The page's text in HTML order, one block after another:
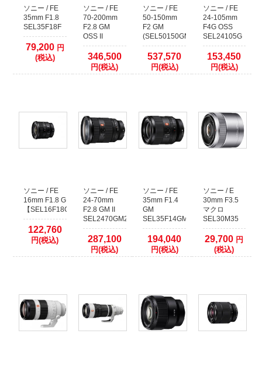
各クレジットカード会社の本人認証サービスをご利用いただいた場合、決済確
認時間を早めることが出来ます。
本人認証サービス以外のクレジット決済に関しましては、従来通り決済をカー
ド会社へ確認してからの発送となります。
1日程度(場合により2、3日以上)出荷までお時間がかかりますので予めご了承く
まして取り扱いを終了いたします。
複数の代金引換注文で合計額が50万円以上になる場合は、同日での発送ができ
ません。発送日をずらしますので納期が余分にかかります。
店頭でのご購入希望のお客様へ
当店の商品は、ほとんどが倉庫で保管しておりますので
WEBサイトで在庫有りとなっておりましても、店頭には無い場合がございま
WEBサイトでご注文をしていない場合には、事前に店舗へご連絡していただき
ますようお願いいたします。
ソニー / FE
35mm F1.8
SEL35F18F
79,200円
(税込)
ソニー / FE
70-200mm
F2.8 GM
OSS II
346,500
円(税込)
ソニー / FE
50-150mm
F2 GM
(SEL50150GM)
537,570
円(税込)
ソニー / FE
24-105mm
F4G OSS
SEL24105G
153,450
円(税込)
ソニー / FE
16mm F1.8 G
【SEL16F18G】
122,760
円(税込)
ソニー / FE
24-70mm
F2.8 GM II
SEL2470GM2
287,100
円(税込)
ソニー / FE
35mm F1.4
GM
SEL35F14GM
194,040
円(税込)
ソニー / E
30mm F3.5
マクロ
SEL30M35
29,700 円
(税込)